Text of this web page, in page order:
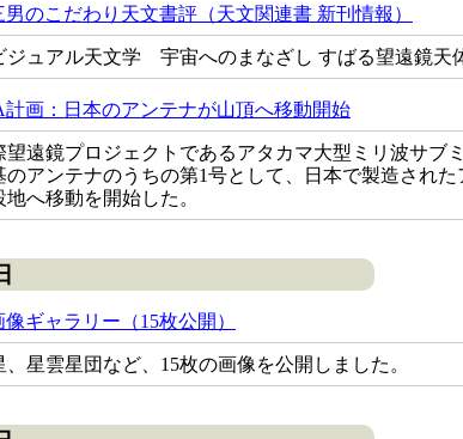
男のこだわり天文書評（天文関連書 新刊情報）
ジュアル天文学 宇宙へのまなざし すばる望遠鏡天
画：日本のアンテナが山頂へ移動開始
望遠鏡プロジェクトであるアタカマ大型ミリ波サ
のアンテナのうちの第1号として、日本で製造され
地へ移動を開始した。
像ギャラリー（15枚公開）
、星雲星団など、15枚の画像を公開しました。